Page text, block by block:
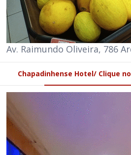
Av. Raimundo Oliveira, 786
Chapadinhense Hotel/ Clique